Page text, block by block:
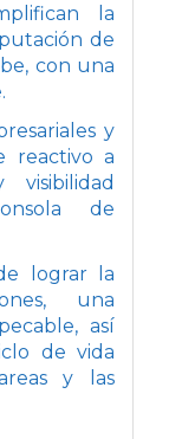
la
de
con una
y
reactivo a
de
lograr la
una
así
de vida
y las